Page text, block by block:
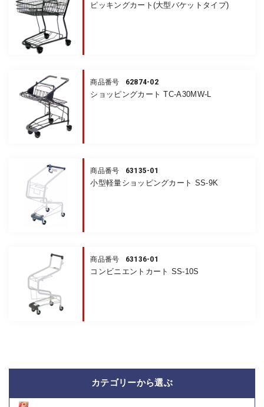
ピッキングカート(大型バケットタイプ)
商品番号 62874-02
ショッピングカート TC-A30MW-L
商品番号 63135-01
小型軽量ショッピングカート SS-9K
商品番号 63136-01
コンビニエントカート SS-10S
カテゴリーから選ぶ